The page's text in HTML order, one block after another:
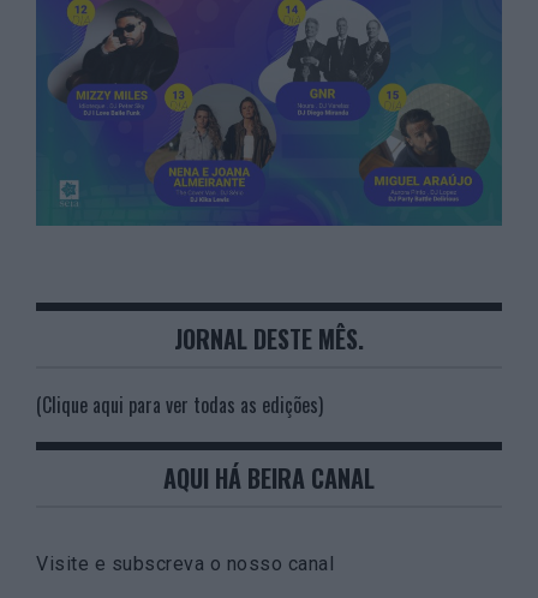
JORNAL DESTE MÊS.
(Clique aqui para ver todas as edições)
AQUI HÁ BEIRA CANAL
Visite e subscreva o nosso canal